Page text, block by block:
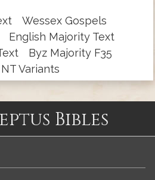
Wessex Gospels
English Majority Text
Byz Majority F35
Variants
Bibles